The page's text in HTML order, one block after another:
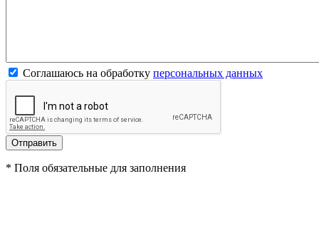
Соглашаюсь на обработку персональных данных
* Поля обязательные для заполнения